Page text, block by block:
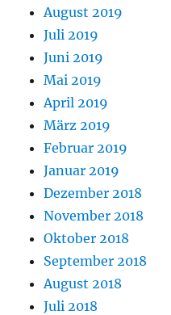
August 2019
Juli 2019
Juni 2019
Mai 2019
April 2019
März 2019
Februar 2019
Januar 2019
Dezember 2018
November 2018
Oktober 2018
September 2018
August 2018
Juli 2018